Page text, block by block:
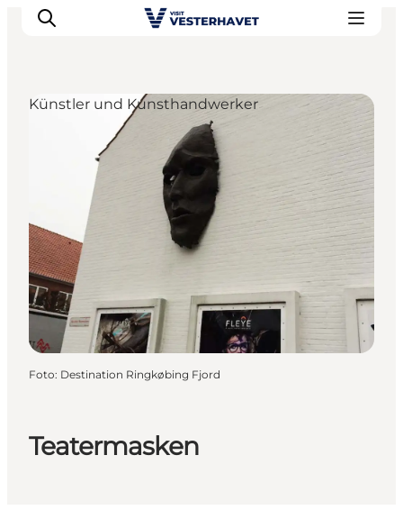
Events
Erlebnisse
Unsere Städte
Essen & Übernachtung
Tickets kaufen
Plane deine Reise
Teatermasken
Künstler und Kunsthandwerker
Foto: Destination Ringkøbing Fjord